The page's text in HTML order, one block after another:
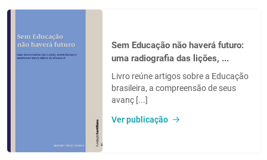
Sem Educação não haverá futuro:
uma radiografia das lições, ...
Livro reúne artigos sobre a Educação
brasileira, a compreensão de seus
avanç [...]
Ver publicação